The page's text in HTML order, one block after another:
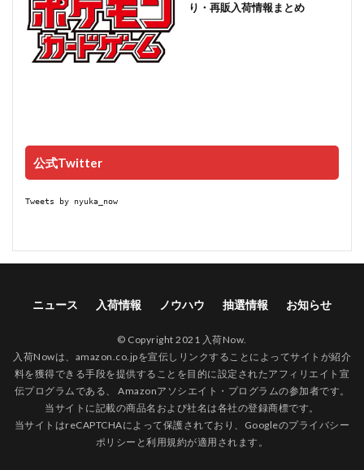
り・再販入荷情報まとめ
公式Twitter
Tweets by nyuka_now
ニュース 入荷情報 ノウハウ 抽選情報 お知らせ
© Copyright 2021 入荷Now.
入荷Nowは、amazon.co.jpを宣伝しリンクすることによってサイトが紹介
料を獲得できる手段を提供することを目的に設定されたアフィリエイト宣
伝プログラムである、 Amazonアソシエイト・プログラムの参加者です。
当サイトに記載の商品名および社名は各社の登録商標です。
当サイトはreCAPTCHAによって保護されており、Googleのプライバシー
ポリシー と利用規約が適用されます。